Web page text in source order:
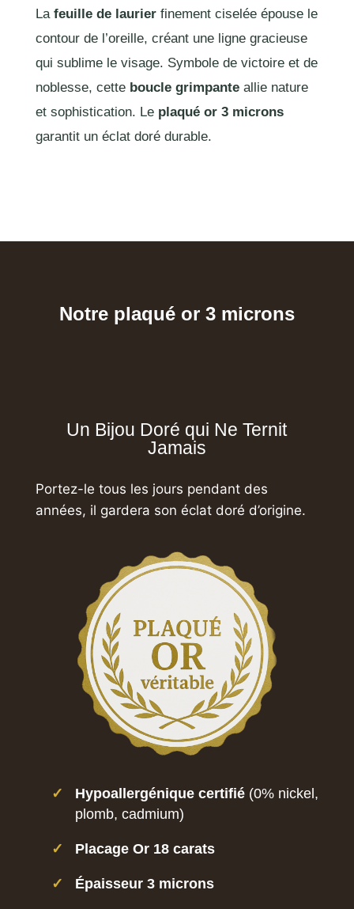
La feuille de laurierfinement ciselée épouse le
contour de l’oreille, créant une ligne gracieuse
qui sublime le visage. Symbole de victoire et de
noblesse, cette boucle grimpanteallie nature
et sophistication. Le plaqué or 3 microns
garantit un éclat doré durable.
Notre plaqué or 3 microns
Un Bijou Doré qui Ne Ternit
Jamais
Portez-le tous les jours pendant des
années, il gardera son éclat doré d’origine.
✓ Hypoallergénique certifié(0% nickel,
plomb, cadmium)
✓ Placage Or 18 carats
✓ Épaisseur 3 microns